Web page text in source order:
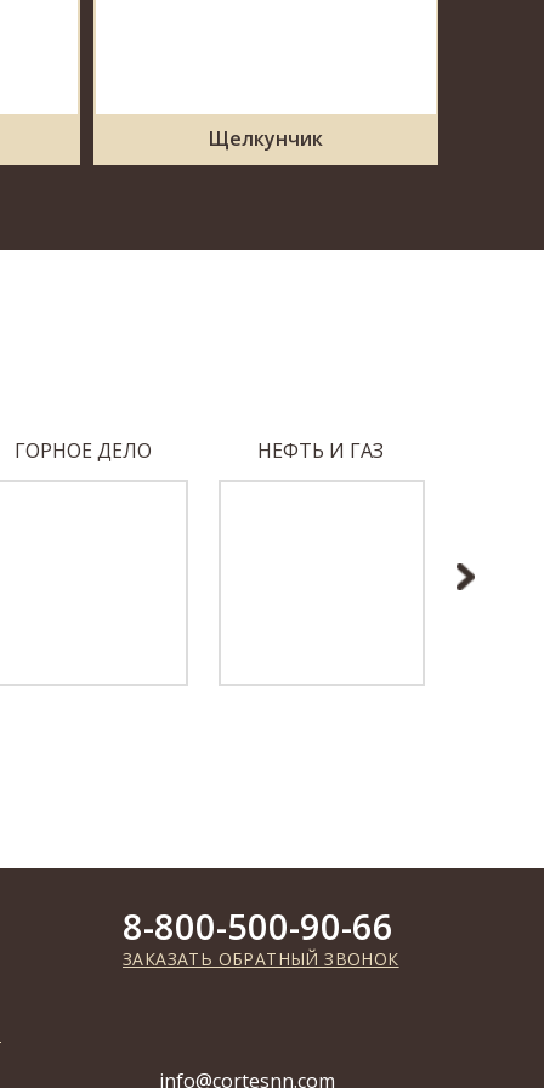
Щелкунчик
ГОРНОЕ ДЕЛО НЕФТЬ И ГАЗ
8-800-500-90-66
ЗАКАЗАТЬ ОБРАТНЫЙ ЗВОНОК
info@cortesnn.com